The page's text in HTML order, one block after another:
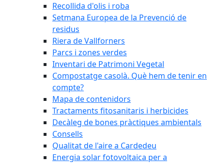
Recollida d'olis i roba
Setmana Europea de la Prevenció de
residus
Riera de Vallforners
Parcs i zones verdes
Inventari de Patrimoni Vegetal
Compostatge casolà. Què hem de tenir en
compte?
Mapa de contenidors
Tractaments fitosanitaris i herbicides
Decàleg de bones pràctiques ambientals
Consells
Qualitat de l'aire a Cardedeu
Energia solar fotovoltaica per a